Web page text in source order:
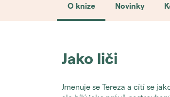
O knize Novinky
Jako liči
Jmenuje se Tereza a cítí se